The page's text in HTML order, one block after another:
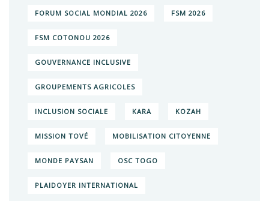
FORUM SOCIAL MONDIAL 2026 FSM 2026
FSM COTONOU 2026
GOUVERNANCE INCLUSIVE
GROUPEMENTS AGRICOLES
INCLUSION SOCIALE KARA KOZAH
MISSION TOVÉ MOBILISATION CITOYENNE
MONDE PAYSAN OSC TOGO
PLAIDOYER INTERNATIONAL